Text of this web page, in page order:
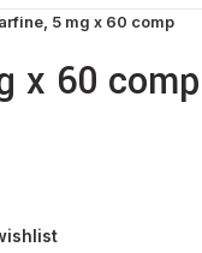
5 mg x 60 comp
x 60 comp